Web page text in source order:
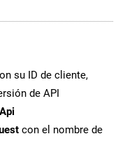
su ID de cliente,
de API
con el nombre de